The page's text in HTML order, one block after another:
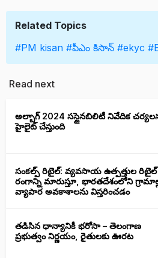
Related Topics
#PM kisan #పీఎం కిసాన్ #ekyc
Read next
అల్బాగ్ 2024 సస్టైనబిలిటీ నివేదిక
హైలైట్ చేస్తుంది
సంకల్ప్ రిటైల్: వ్యవసాయ ఉత్పత్తుల రిటైల్
రంగాన్ని మారుస్తూ, భారతదేశంలోని
వ్యాపార అవకాశాలను విస్తరించడం
తడిసిన ధాన్యానికీ భరోసా – తెలంగాణ
ప్రభుత్వం నిర్ణయం, రైతులకు ఊరట